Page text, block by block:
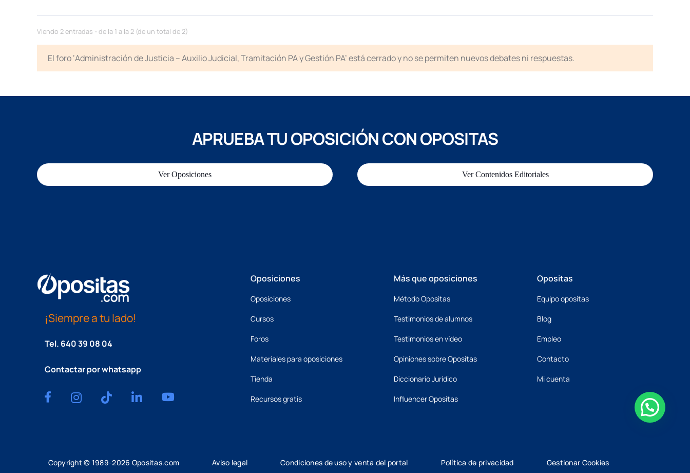
Viendo 2 entradas - de la 1 a la 2 (de un total de 2)
El foro ‘Administración de Justicia – Auxilio Judicial, Tramitación PA y Gestión PA’ está cerrado y no se permiten nuevos debates ni respuestas.
APRUEBA TU OPOSICIÓN CON OPOSITAS
Ver Oposiciones Ver Contenidos Editoriales
¡Siempre a tu lado!
Tel. 640 39 08 04
Contactar por whatsapp
Oposiciones
Oposiciones
Cursos
Foros
Materiales para oposiciones
Tienda
Recursos gratis
Más que oposiciones
Método Opositas
Testimonios de alumnos
Testimonios en vídeo
Opiniones sobre Opositas
Diccionario Jurídico
Influencer Opositas
Opositas
Equipo opositas
Blog
Empleo
Contacto
Mi cuenta
Copyright © 1989-2026 Opositas.com Aviso legal Condiciones de uso y venta del portal Política de privacidad Gestionar Cookies